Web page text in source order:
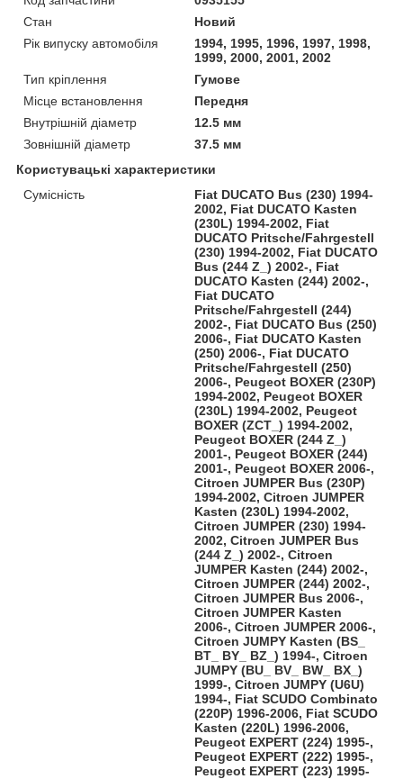
Стан
Новий
Рік випуску автомобіля
1994, 1995, 1996, 1997, 1998,
1999, 2000, 2001, 2002
Тип кріплення
Гумове
Місце встановлення
Передня
Внутрішній діаметр
12.5 мм
Зовнішній діаметр
37.5 мм
Користувацькі характеристики
Сумісність
Fiat DUCATO Bus (230) 1994-
2002, Fiat DUCATO Kasten
(230L) 1994-2002, Fiat
DUCATO Pritsche/Fahrgestell
(230) 1994-2002, Fiat DUCATO
Bus (244 Z_) 2002-, Fiat
DUCATO Kasten (244) 2002-,
Fiat DUCATO
Pritsche/Fahrgestell (244)
2002-, Fiat DUCATO Bus (250)
2006-, Fiat DUCATO Kasten
(250) 2006-, Fiat DUCATO
Pritsche/Fahrgestell (250)
2006-, Peugeot BOXER (230P)
1994-2002, Peugeot BOXER
(230L) 1994-2002, Peugeot
BOXER (ZCT_) 1994-2002,
Peugeot BOXER (244 Z_)
2001-, Peugeot BOXER (244)
2001-, Peugeot BOXER 2006-,
Citroen JUMPER Bus (230P)
1994-2002, Citroen JUMPER
Kasten (230L) 1994-2002,
Citroen JUMPER (230) 1994-
2002, Citroen JUMPER Bus
(244 Z_) 2002-, Citroen
JUMPER Kasten (244) 2002-,
Citroen JUMPER (244) 2002-,
Citroen JUMPER Bus 2006-,
Citroen JUMPER Kasten
2006-, Citroen JUMPER 2006-,
Citroen JUMPY Kasten (BS_
BT_ BY_ BZ_) 1994-, Citroen
JUMPY (BU_ BV_ BW_ BX_)
1999-, Citroen JUMPY (U6U)
1994-, Fiat SCUDO Combinato
(220P) 1996-2006, Fiat SCUDO
Kasten (220L) 1996-2006,
Peugeot EXPERT (224) 1995-,
Peugeot EXPERT (222) 1995-,
Peugeot EXPERT (223) 1995-